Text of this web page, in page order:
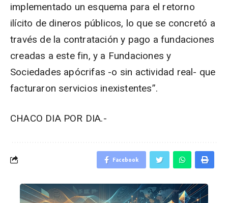
implementado un esquema para el retorno
ilícito de dineros públicos, lo que se concretó a
través de la contratación y pago a fundaciones
creadas a este fin, y a Fundaciones y
Sociedades apócrifas -o sin actividad real- que
facturaron servicios inexistentes”.
CHACO DIA POR DIA.-
Facebook